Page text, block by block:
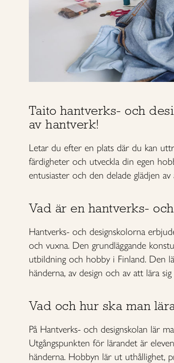
Taito hantverks- och
av hantverk!
Letar du efter en plats där du kan
färdigheter och utveckla din egen
entusiaster och den delade glädjen
Vad är en hantverks-
Hantverks- och designskolorna
och vuxna. Den grundläggande
utbildning och hobby i Finland. Den
händerna, av design och av att lära sig
Vad och hur ska man
På Hantverks- och designskolan lär
Utgångspunkten för lärandet är
händerna. Hobbyn lär ut uthållighet,